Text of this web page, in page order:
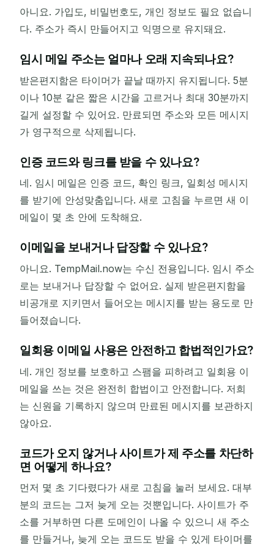
아니요. 가입도, 비밀번호도, 개인 정보도 필요 없습니
다. 주소가 즉시 만들어지고 익명으로 유지돼요.
임시 메일 주소는 얼마나 오래 지속되나요?
받은편지함은 타이머가 끝날 때까지 유지됩니다. 5분
이나 10분 같은 짧은 시간을 고르거나 최대 30분까지
길게 설정할 수 있어요. 만료되면 주소와 모든 메시지
가 영구적으로 삭제됩니다.
인증 코드와 링크를 받을 수 있나요?
네. 임시 메일은 인증 코드, 확인 링크, 일회성 메시지
를 받기에 안성맞춤입니다. 새로 고침을 누르면 새 이
메일이 몇 초 안에 도착해요.
이메일을 보내거나 답장할 수 있나요?
아니요. TempMail.now는 수신 전용입니다. 임시 주소
로는 보내거나 답장할 수 없어요. 실제 받은편지함을
비공개로 지키면서 들어오는 메시지를 받는 용도로 만
들어졌습니다.
일회용 이메일 사용은 안전하고 합법적인가요?
네. 개인 정보를 보호하고 스팸을 피하려고 일회용 이
메일을 쓰는 것은 완전히 합법이고 안전합니다. 저희
는 신원을 기록하지 않으며 만료된 메시지를 보관하지
않아요.
코드가 오지 않거나 사이트가 제 주소를 차단하
면 어떻게 하나요?
먼저 몇 초 기다렸다가 새로 고침을 눌러 보세요. 대부
분의 코드는 그저 늦게 오는 것뿐입니다. 사이트가 주
소를 거부하면 다른 도메인이 나올 수 있으니 새 주소
를 만들거나, 늦게 오는 코드도 받을 수 있게 타이머를